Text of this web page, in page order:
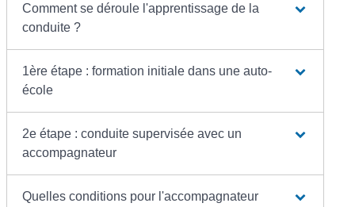
Comment se déroule l'apprentissage de la
conduite ?
1ère étape : formation initiale dans une auto-
école
2e étape : conduite supervisée avec un
accompagnateur
Quelles conditions pour l'accompagnateur